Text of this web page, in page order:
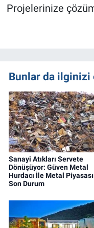
Projelerinize
Bunlar da ilginizi
Sanayi Atıkları Servete
Dönüşüyor: Güven Metal
Hurdacı İle Metal
Son Durum